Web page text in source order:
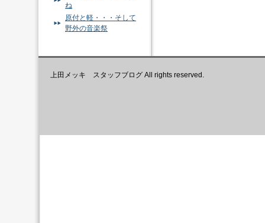
ね
原付と軽・・・そして
野外の音楽祭
上田メッキ スタッフブログ All rights reserved.